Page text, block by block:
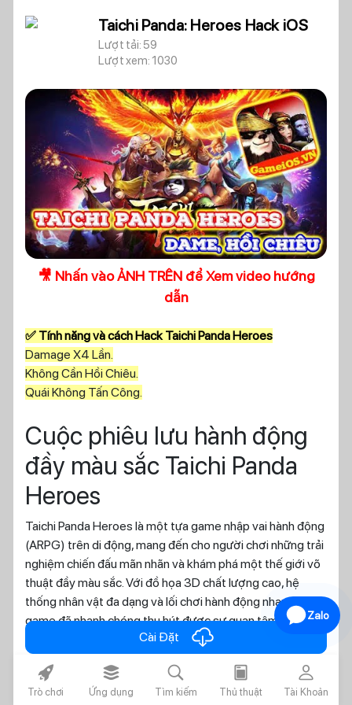
Taichi Panda: Heroes Hack iOS
Lượt tải: 59
Lượt xem: 1030
🎥 Nhấn vào ẢNH TRÊN để Xem video hướng
dẫn
✅ Tính năng và cách Hack Taichi Panda Heroes
Damage X4 Lần.
Không Cần Hồi Chiêu.
Quái Không Tấn Công.
Cuộc phiêu lưu hành động
đầy màu sắc Taichi Panda
Heroes
Taichi Panda Heroes là một tựa game nhập vai hành động
(ARPG) trên di động, mang đến cho người chơi những trải
nghiệm chiến đấu mãn nhãn và khám phá một thế giới võ
thuật đầy màu sắc. Với đồ họa 3D chất lượng cao, hệ
thống nhân vật đa dạng và lối chơi hành động nhanh nhạy,
game đã nhanh chóng thu hút được sự quan tâm của
Điểm nổi bật của Taichi Panda
Cài Đặt cloud_download
rocket_fill
Trò chơi
layers_alt_fill
Ứng dụng
search
Tìm kiếm
today
Thủ thuật
person
Tài Khoản
Zalo